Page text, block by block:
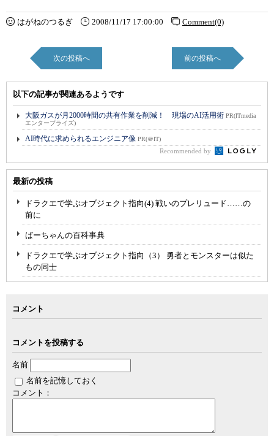
はがねのつるぎ 2008/11/17 17:00:00 Comment(0)
次の投稿へ 前の投稿へ
以下の記事が関連あるようです
大阪ガスが月2000時間の共有作業を削減！ 現場のAI活用術 PR(ITmedia
エンタープライズ)
AI時代に求められるエンジニア像 PR(＠IT)
Recommended by
最新の投稿
ドラクエで学ぶオブジェクト指向(4) 戦いのプレリュード……の
前に
ばーちゃんの百科事典
ドラクエで学ぶオブジェクト指向（3） 勇者とモンスターは似た
もの同士
コメント
コメントを投稿する
名前
名前を記憶しておく
コメント：